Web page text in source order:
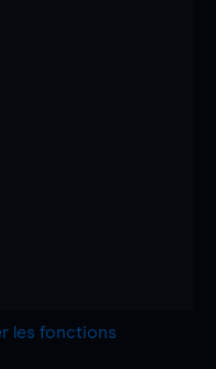
les fonctions